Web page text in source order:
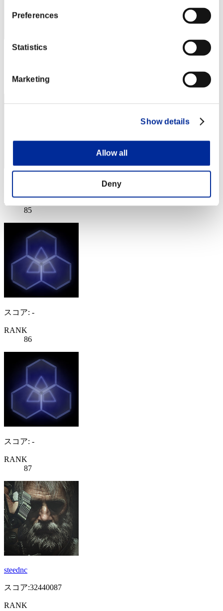
Preferences
Statistics
Marketing
Show details
Allow all
Deny
84
85
スコア: -
RANK
86
スコア: -
RANK
87
steednc
スコア:32440087
RANK